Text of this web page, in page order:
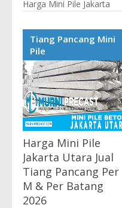
Harga Mini Pile Jakarta
Precast Tiang Pancang
Beton Terbaru 2026 Harga
Tiang Pancang Jakarta -
Kami Murni Precast
sebagai...
Tiang Pancang Mini
Pile
Harga Mini Pile
Jakarta Utara Jual
Tiang Pancang Per
M & Per Batang
2026